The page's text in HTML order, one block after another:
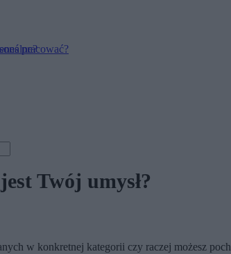
Twój umysł?
w konkretnej kategorii czy raczej możesz
pracować?